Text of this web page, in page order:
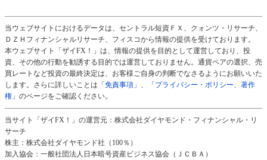
当ウェブサイトにおけるデータは、セントラル短資ＦＸ、クォンツ・リサーチ、
ＤＺＨフィナンシャルリサーチ、フィスコから情報の提供を受けております。
本ウェブサイト「ザイFX！」は、情報の提供を目的として運営しており、投
資、その他の行動を勧誘する目的では運営しておりません。通貨ペアの選択、売
買レートなど投資の最終決定は、お客様ご自身の判断でなさるようにお願いいた
します。さらに詳しいことは 「免責事項」
「プライバシー・ポリシー、著作
権」 のページをご確認ください。
当サイト「ザイFX！」の運営元：株式会社ダイヤモンド・フィナンシャル・リ
サーチ
株主：株式会社ダイヤモンド社（100％）
加入協会：一般社団法人日本暗号資産ビジネス協会（ＪＣＢＡ）